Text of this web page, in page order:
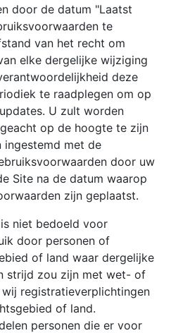
door de datum "Laatst
te
van het recht om
elke dergelijke wijziging
deze
te raadplegen om op
U zult worden
op de hoogte te zijn
ingestemd met de
door uw
Site na de datum waarop
zijn geplaatst.
niet bedoeld voor
door personen of
of land waar dergelijke
strijd zou zijn met wet- of
registratieverplichtingen
of land.
personen die er voor